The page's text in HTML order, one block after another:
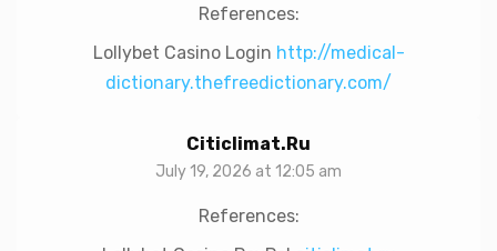
References:
Lollybet Casino Login http://medical-
dictionary.thefreedictionary.com/
Citiclimat.ru
July 19, 2026 at 12:05 am
References: